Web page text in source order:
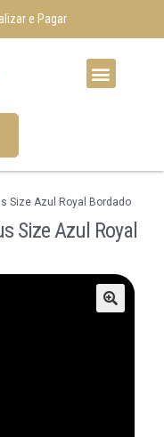
e Pagar
Size Azul Royal Bordado
Size Azul Royal